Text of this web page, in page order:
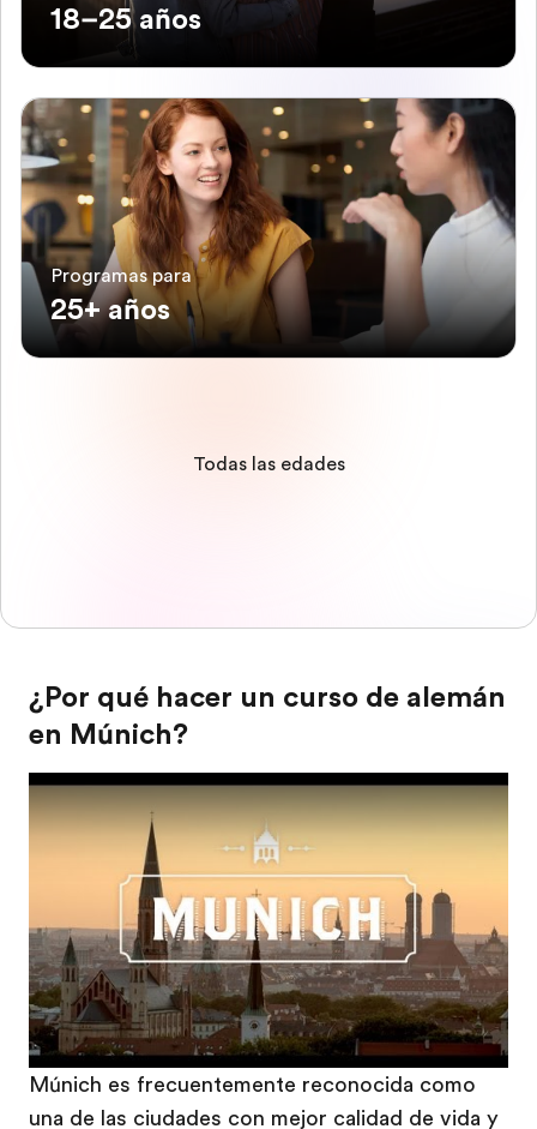
18–25 años
Programas para
25+ años
Todas las edades
¿Por qué hacer un curso de alemán
en Múnich?
Múnich es frecuentemente reconocida como
una de las ciudades con mejor calidad de vida y